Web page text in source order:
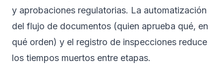
y aprobaciones regulatorias. La automatización
del flujo de documentos (quien aprueba qué, en
qué orden) y el registro de inspecciones reduce
los tiempos muertos entre etapas.